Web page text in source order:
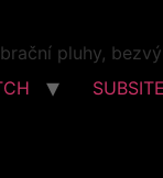
pluhy,
SUBSITE